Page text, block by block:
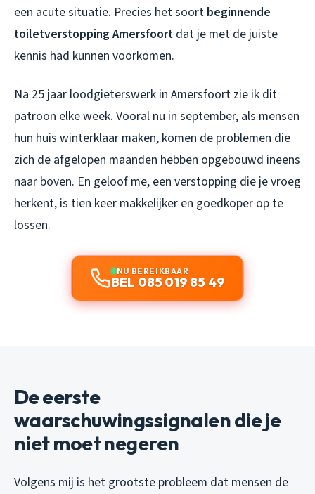
een acute situatie. Precies het soort beginnende
toiletverstopping Amersfoort dat je met de juiste
kennis had kunnen voorkomen.
Na 25 jaar loodgieterswerk in Amersfoort zie ik dit
patroon elke week. Vooral nu in september, als mensen
hun huis winterklaar maken, komen de problemen die
zich de afgelopen maanden hebben opgebouwd ineens
naar boven. En geloof me, een verstopping die je vroeg
herkent, is tien keer makkelijker en goedkoper op te
lossen.
NU BEREIKBAAR
BEL 085 019 85 49
De eerste
waarschuwingssignalen die je
niet moet negeren
Volgens mij is het grootste probleem dat mensen de